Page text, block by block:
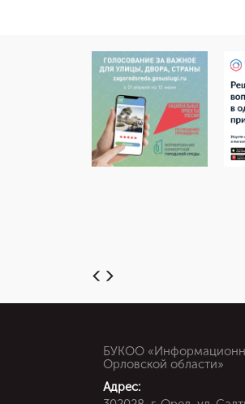
БУКОО
Орловской области»
Адрес: